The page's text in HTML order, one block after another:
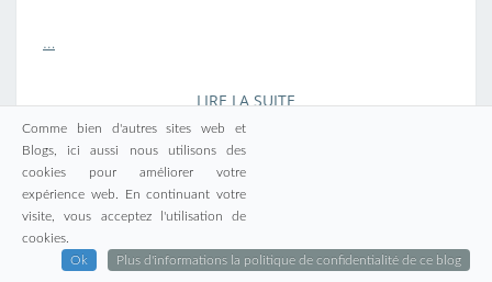
…
LIRE LA SUITE
D
Comme bien d'autres sites web et
Blogs, ici aussi nous utilisons des
cookies pour améliorer votre
expérience web. En continuant votre
visite, vous acceptez l'utilisation de
cookies.
Ok
Plus d'informations la politique de confidentialité de ce blog